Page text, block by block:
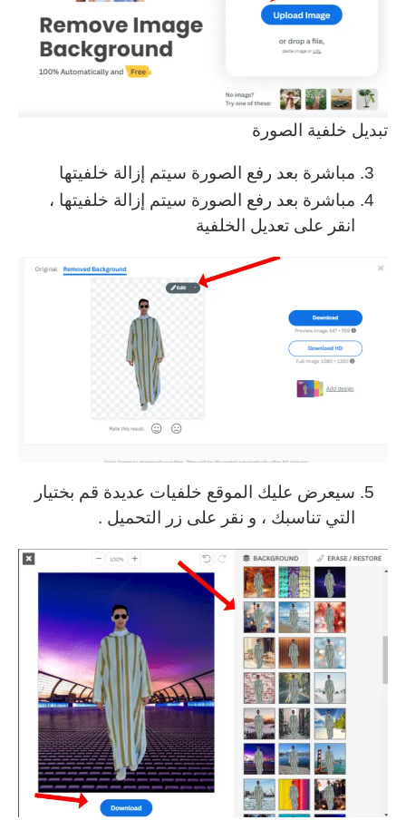
تبديل خلفية الصورة
مباشرة بعد رفع الصورة سيتم إزالة خلفيتها
مباشرة بعد رفع الصورة سيتم إزالة خلفيتها ،
انقر على تعديل الخلفية
سيعرض عليك الموقع خلفيات عديدة قم بختيار
التي تناسبك ، و نقر على زر التحميل .